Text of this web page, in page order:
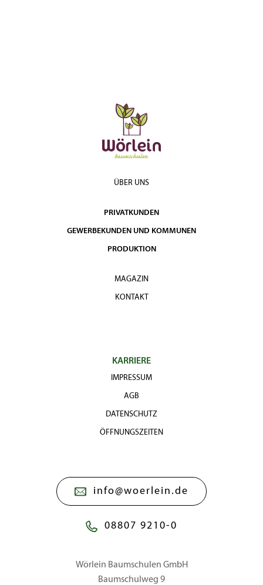
ÜBER UNS
PRIVATKUNDEN
GEWERBEKUNDEN UND KOMMUNEN
PRODUKTION
MAGAZIN
KONTAKT
KARRIERE
IMPRESSUM
AGB
DATENSCHUTZ
ÖFFNUNGSZEITEN
info@woerlein.de
08807 9210-0
Wörlein Baumschulen GmbH
Baumschulweg 9